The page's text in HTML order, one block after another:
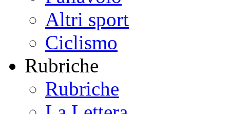
Altri sport
Ciclismo
Rubriche
Rubriche